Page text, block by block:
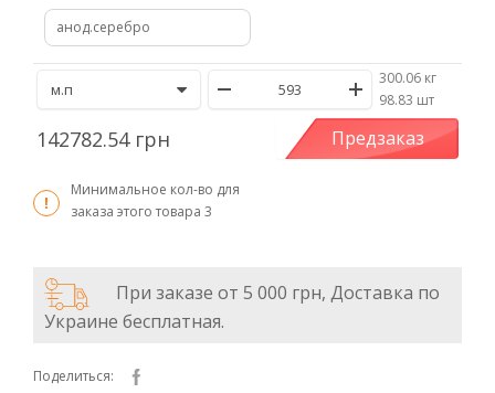
анод.серебро
300.06 кг
/98.83 шт
142782.54 грн Предзаказ
Минимальное кол-во для
заказа этого товара 3
При заказе от 5 000 грн, Доставка по
Украине бесплатная.
Поделиться: